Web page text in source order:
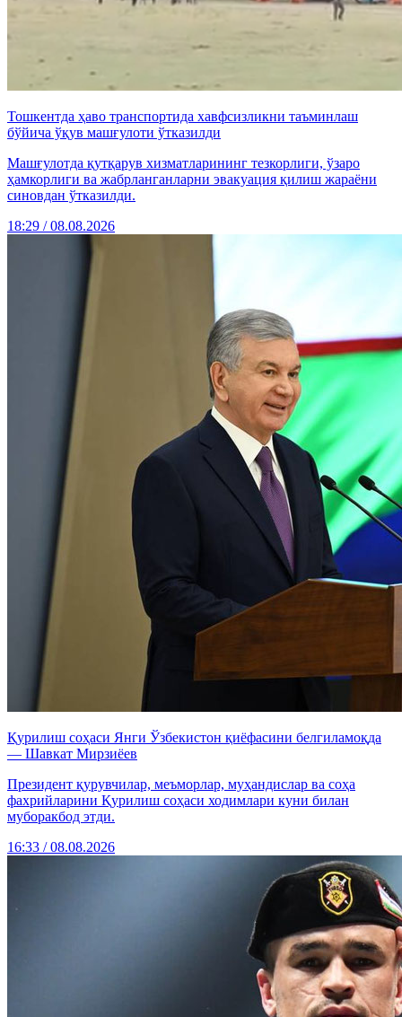
Тошкентда ҳаво транспортида хавфсизликни таъминлаш
бўйича ўқув машғулоти ўтказилди
Машғулотда қутқарув хизматларининг тезкорлиги, ўзаро
ҳамкорлиги ва жабрланганларни эвакуация қилиш жараёни
синовдан ўтказилди.
18:29 / 08.08.2026
Қурилиш соҳаси Янги Ўзбекистон қиёфасини белгиламоқда
— Шавкат Мирзиёев
Президент қурувчилар, меъморлар, муҳандислар ва соҳа
фахрийларини Қурилиш соҳаси ходимлари куни билан
муборакбод этди.
16:33 / 08.08.2026